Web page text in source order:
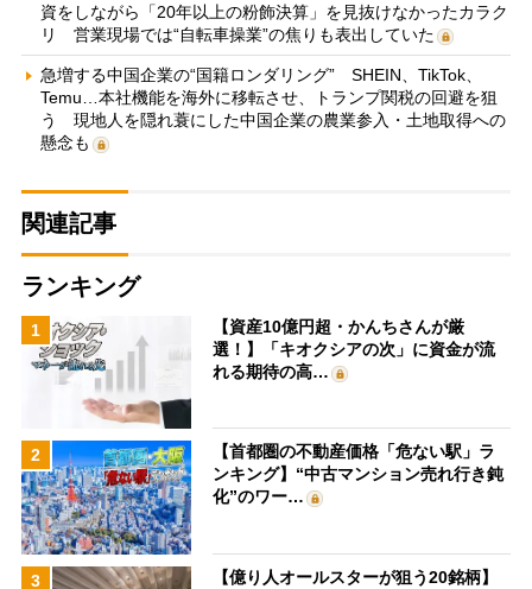
資をしながら「20年以上の粉飾決算」を見抜けなかったカラク
リ 営業現場では“自転車操業”の焦りも表出していた
急増する中国企業の“国籍ロンダリング” SHEIN、TikTok、
Temu…本社機能を海外に移転させ、トランプ関税の回避を狙
う 現地人を隠れ蓑にした中国企業の農業参入・土地取得への
懸念も
関連記事
ランキング
1
【資産10億円超・かんちさんが厳
選！】「キオクシアの次」に資金が流
れる期待の高…
2
【首都圏の不動産価格「危ない駅」ラ
ンキング】“中古マンション売れ行き鈍
化”のワー…
3
【億り人オールスターが狙う20銘柄】